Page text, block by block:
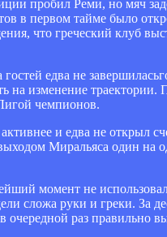
пробил Реми, но мяч
в первом тайме было
что греческий клуб
гостей едва не
на изменение
чемпионов.
и едва не открыл
Миральяса один
момент не
сложа руки и греки.
очередной раз правильно